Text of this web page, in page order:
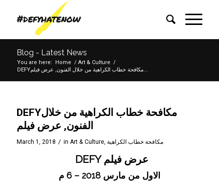
Blog - Latest News
You are here: Home / Art & Culture /
DEFYمكافحة خطاب الكراهية من خلال الفنون, عرض فيلم...
DEFYمكافحة خطاب الكراهية من خلال
الفنون, عرض فيلم
March 1, 2018 / in Art & Culture, مكافحة خطاب الكراهية
عرض فيلم DEFY
الاول من مارس 2018 – 6 م